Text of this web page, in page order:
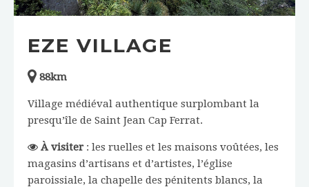
EZE VILLAGE
88km
Village médiéval authentique surplombant la
presqu’île de Saint Jean Cap Ferrat.
À visiter : les ruelles et les maisons voûtées, les
magasins d’artisans et d’artistes, l’église
paroissiale, la chapelle des pénitents blancs, la